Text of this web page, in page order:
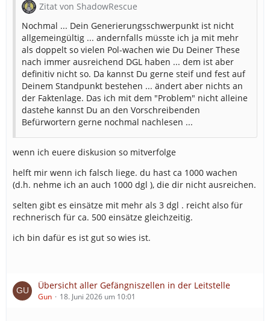
Ich bin ganz klar gegen eine Erhöhung der DGL pro
Wache, da es ja im Regelfall pro Wache nur eine
Dienstgruppe und somit nur einen Leiter geben wird.
Die Zahl, wie häufig der DGL gefordert wird, ist zwar hier
nicht das Thema, aber wenn, dann sollte doch einfach
die Wahrscheinlichkeit geändert werden. Ob es Sinn
macht, ab 2 FuStW einen zu fordern oder man diese
Zahl erhöht, wäre für micht der Ansatz.
Zitat von ShadowRescue
Nochmal ... Dein Generierungsschwerpunkt ist nicht
allgemeingültig ... andernfalls müsste ich ja mit mehr
als doppelt so vielen Pol-wachen wie Du Deiner These
nach immer ausreichend DGL haben ... dem ist aber
definitiv nicht so. Da kannst Du gerne steif und fest auf
Deinem Standpunkt bestehen ... ändert aber nichts an
der Faktenlage. Das ich mit dem "Problem" nicht alleine
dastehe kannst Du an den Vorschreibenden
Befürwortern gerne nochmal nachlesen ...
wenn ich euere diskusion so mitverfolge
helft mir wenn ich falsch liege. du hast ca 1000 wachen
(d.h. nehme ich an auch 1000 dgl ), die dir nicht ausreichen.
selten gibt es einsätze mit mehr als 3 dgl . reicht also für
rechnerisch für ca. 500 einsätze gleichzeitig.
ich bin dafür es ist gut so wies ist.
Übersicht aller Gefängniszellen in der Leitstelle
Gun 18. Juni 2026 um 10:01